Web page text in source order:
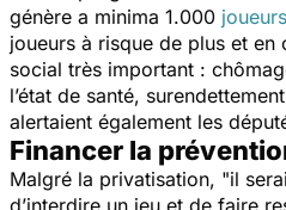
génère a minima 1.000
joueurs à risque de plus et en
social très important :
l’état de santé,
alertaient également les
Financer la
Malgré la privatisation, "il
d’interdire un jeu et de faire